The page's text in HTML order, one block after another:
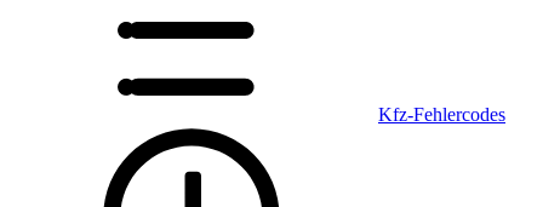
Kfz-Fehlercodes